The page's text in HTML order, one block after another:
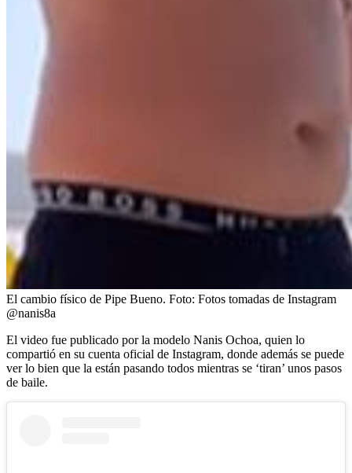
El cambio físico de Pipe Bueno. Foto: Fotos tomadas de Instagram
@nanis8a
El video fue publicado por la modelo Nanis Ochoa, quien lo
compartió en su cuenta oficial de Instagram, donde además se puede
ver lo bien que la están pasando todos mientras se ‘tiran’ unos pasos
de baile.